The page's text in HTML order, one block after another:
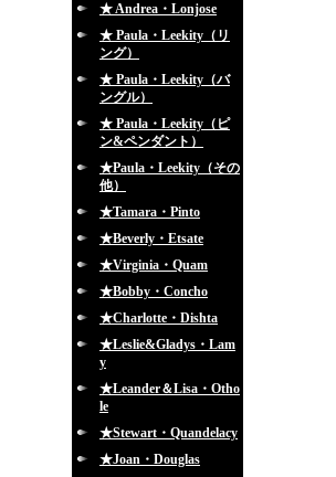
★ Andrea・Lonjose
★ Paula・Leekity（リ
ング）
★ Paula・Leekity（バ
ングル）
★ Paula・Leekity（ピ
ン&ペンダント）
★Paula・Leekity（その
他）
★Tamara・Pinto
★Beverly・Etsate
★Virginia・Quam
★Bobby・Concho
★Charlotte・Dishta
★Leslie&Gladys・Lam
y
★Leander＆Lisa・Otho
le
★Stewart・Quandelacy
★Joan・Douglas